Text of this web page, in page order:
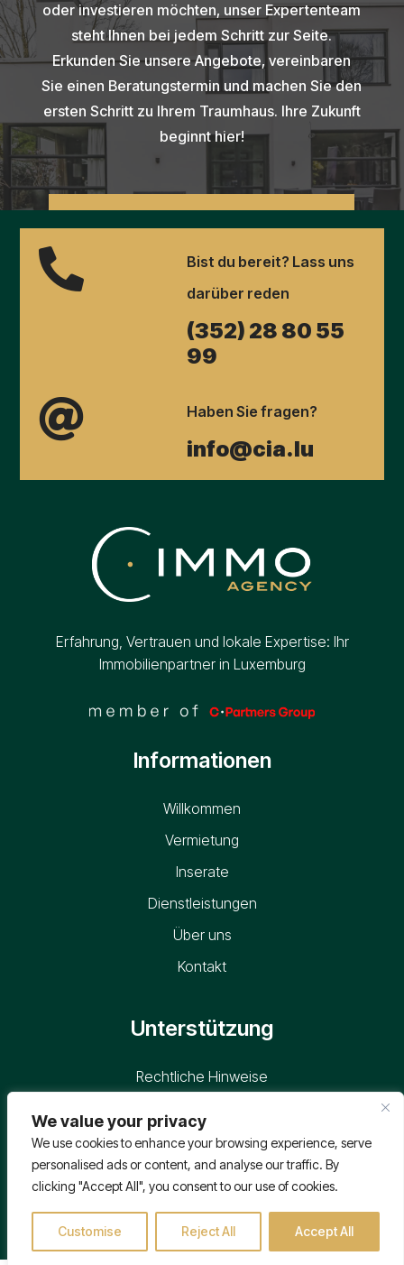
We value your privacy
We use cookies to enhance your browsing experience, serve
personalised ads or content, and analyse our traffic. By
clicking "Accept All", you consent to our use of cookies.
Customise Reject All Accept All
oder investieren möchten, unser Expertenteam
steht Ihnen bei jedem Schritt zur Seite.
Erkunden Sie unsere Angebote, vereinbaren
Sie einen Beratungstermin und machen Sie den
ersten Schritt zu Ihrem Traumhaus. Ihre Zukunft
beginnt hier!

Bist du bereit? Lass uns
darüber reden
(352) 28 80 55
99
 Haben Sie fragen?
info@cia.lu
Erfahrung, Vertrauen und lokale Expertise: Ihr
Immobilienpartner in Luxemburg
Informationen
Willkommen
Vermietung
Inserate
Dienstleistungen
Über uns
Kontakt
Unterstützung
Rechtliche Hinweise